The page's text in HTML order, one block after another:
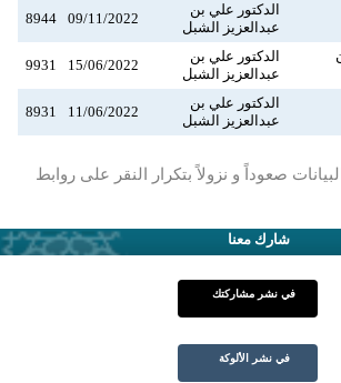
الدكتور علي بن
عبدالعزيز الشبل
09/11/2022
8944
الدكتور علي بن
عبدالعزيز الشبل
15/06/2022
9931
الدكتور علي بن
عبدالعزيز الشبل
11/06/2022
8931
صعوداً و نزولاً بتكرار النقر على روابط
شارك معنا
في نشر مشاركتك
في نشر الألوكة